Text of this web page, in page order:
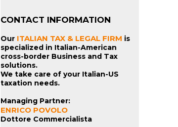
CONTACT INFORMATION
Our ITALIAN TAX & LEGAL FIRM is
specialized in Italian-American
cross-border Business and Tax
solutions.
We take care of your Italian-US
taxation needs.
Managing Partner:
ENRICO POVOLO
Dottore Commercialista